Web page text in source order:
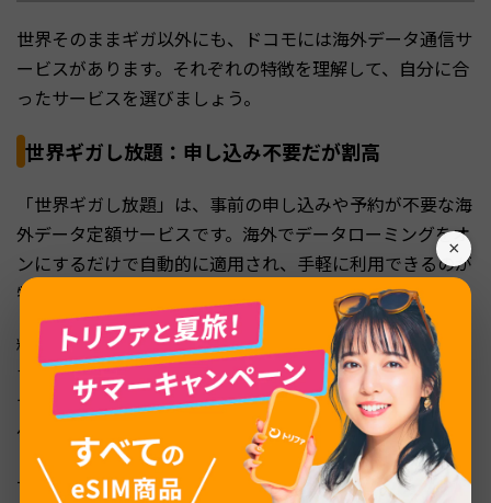
×
世界そのままギガ以外にも、ドコモには海外データ通信サ
ービスがあります。それぞれの特徴を理解して、自分に合
ったサービスを選びましょう。
世界ギガし放題：申し込み不要だが割高
「世界ギガし放題」は、事前の申し込みや予約が不要な海
外データ定額サービスです。海外でデータローミングをオ
ンにするだけで自動的に適用され、手軽に利用できるのが
特徴です。
料金は1日あたり約24.4MBまでが1,980円、それ以上利用
すると最大2,980円です。日本時間の0時から23時59分ま
でを1日としてカウントするため、時差のある地域では日
付変更のタイミングに注意が必要です。
世界そのままギガと比べると割高ですが、予約を忘れた場